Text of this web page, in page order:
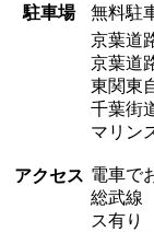
駐車場
無料駐
アクセス
京葉道
京葉道
東関東
千葉街
マリン
電車で
総武線
ス有り